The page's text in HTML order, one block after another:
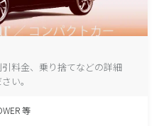
料金、乗り捨てなどの詳細
い。
等